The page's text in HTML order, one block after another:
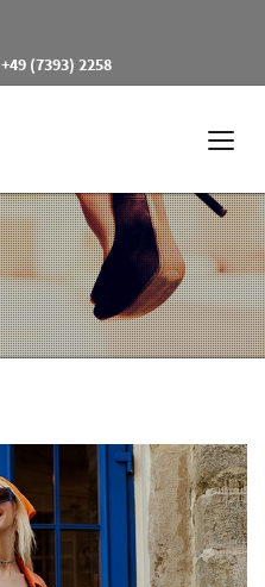
+49 (7393) 2258